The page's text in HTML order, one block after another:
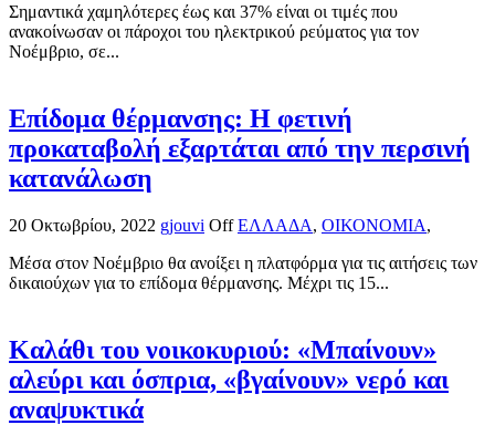
Σημαντικά χαμηλότερες έως και 37% είναι οι τιμές που
ανακοίνωσαν οι πάροχοι του ηλεκτρικού ρεύματος για τον
Νοέμβριο, σε...
Επίδομα θέρμανσης: Η φετινή
προκαταβολή εξαρτάται από την περσινή
κατανάλωση
20 Οκτωβρίου, 2022 gjouvi Off ΕΛΛΑΔΑ, ΟΙΚΟΝΟΜΙΑ,
Μέσα στον Νοέμβριο θα ανοίξει η πλατφόρμα για τις αιτήσεις των
δικαιούχων για το επίδομα θέρμανσης. Μέχρι τις 15...
Καλάθι του νοικοκυριού: «Μπαίνουν»
αλεύρι και όσπρια, «βγαίνουν» νερό και
αναψυκτικά